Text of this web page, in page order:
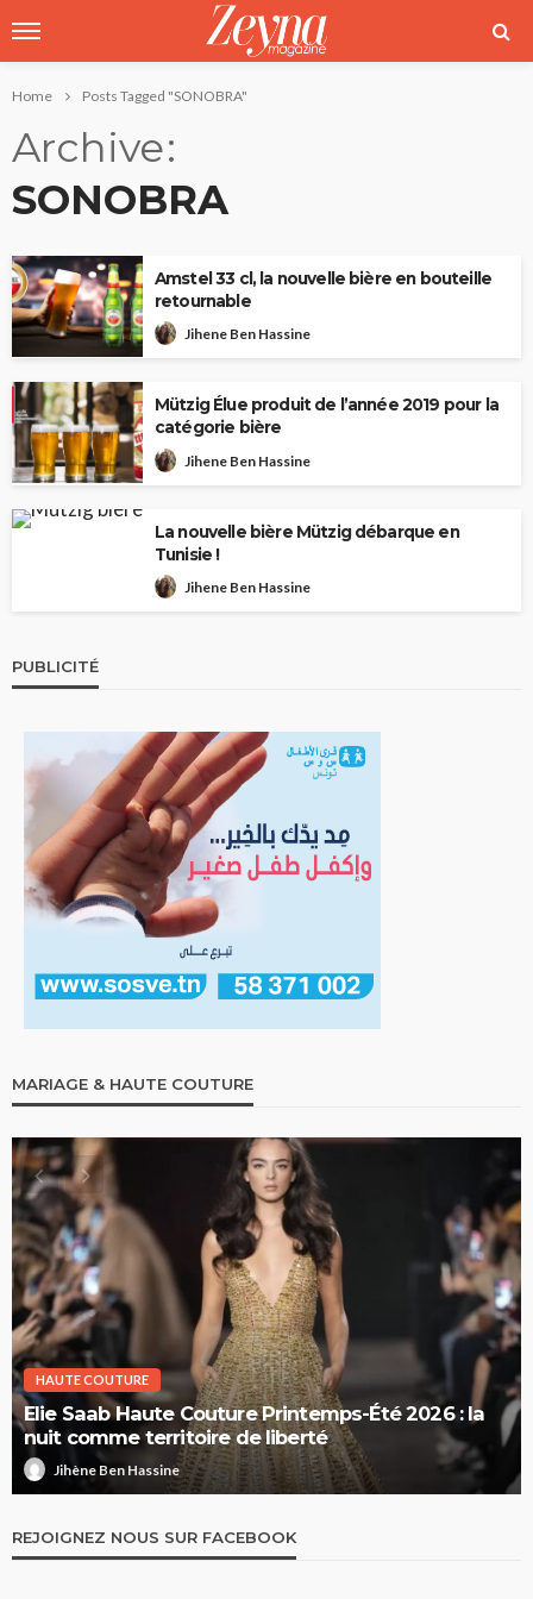
Home Posts Tagged "SONOBRA"
Archive
SONOBRA
Amstel 33 cl, la nouvelle bière en bouteille
retournable
Jihene Ben Hassine
Mützig Élue produit de l’année 2019 pour la
catégorie bière
Jihene Ben Hassine
La nouvelle bière Mützig débarque en
Tunisie !
Jihene Ben Hassine
PUBLICITÉ
MARIAGE & HAUTE COUTURE
HAUTE COUTURE
Elie Saab Haute Couture Printemps-Été 2026 : la
nuit comme territoire de liberté
Jihène Ben Hassine
REJOIGNEZ NOUS SUR FACEBOOK